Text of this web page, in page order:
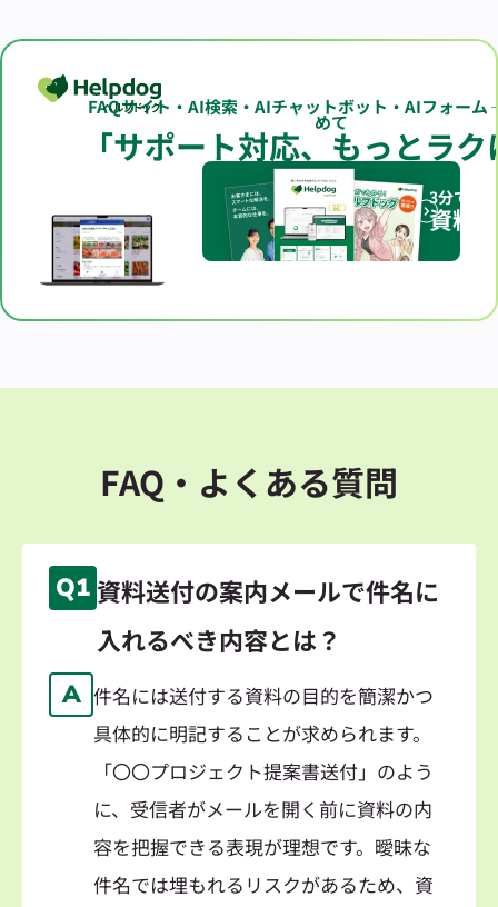
FAQサイト・AI検索・AIチャットボット・AIフォー
めて
「サポート対応、もっとラ
3分でわ
資料
FAQ・よくある質問
Q1 資料送付の案内メールで件名に
入れるべき内容とは？
A 件名には送付する資料の目的を簡潔かつ
具体的に明記することが求められます。
「〇〇プロジェクト提案書送付」のよう
に、受信者がメールを開く前に資料の内
容を把握できる表現が理想です。曖昧な
件名では埋もれるリスクがあるため、資